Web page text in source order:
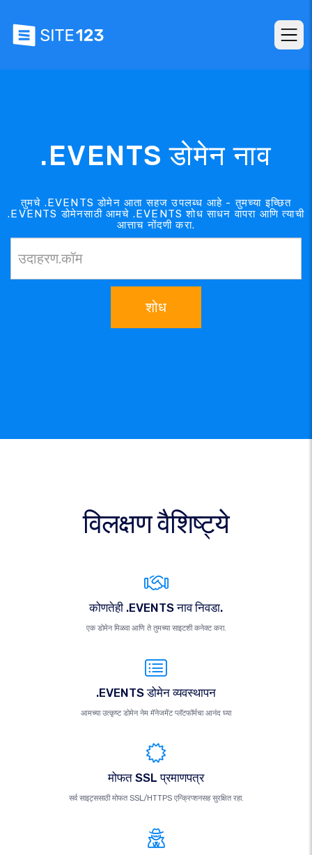
.EVENTS डोमेन नाव
तुमचे .EVENTS डोमेन आता सहज उपलब्ध आहे - तुमच्या इच्छित
.EVENTS डोमेनसाठी आमचे .EVENTS शोध साधन वापरा आणि त्याची
आत्ताच नोंदणी करा.
शोध
विलक्षण वैशिष्ट्ये
कोणतेही .EVENTS नाव निवडा.
एक डोमेन मिळवा आणि ते तुमच्या साइटशी कनेक्ट करा.
.EVENTS डोमेन व्यवस्थापन
आमच्या उत्कृष्ट डोमेन नेम मॅनेजमेंट प्लॅटफॉर्मचा आनंद घ्या
मोफत SSL प्रमाणपत्र
सर्व साइट्ससाठी मोफत SSL/HTTPS एन्क्रिप्शनसह सुरक्षित रहा.